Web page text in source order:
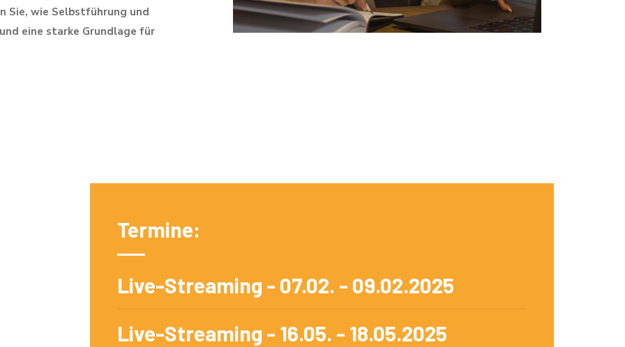
Sie, wie Selbstführung und
eine starke Grundlage für
Termine:
Live-Streaming - 07.02. - 09.02.2025
Live-Streaming - 16.05. - 18.05.2025